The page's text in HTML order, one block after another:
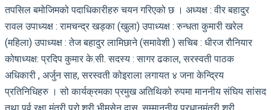
तपसिल बमोजिमको पदाधिकारीहरु चयन गरिएको छ । अध्यक्ष : वीर बहादुर
रावल उपाध्यक्ष : रामचन्द्र खड्का (खुला) उपाध्यक्ष : रुन्धता कुमारी खरेल
(महिला) उपाध्यक्ष : तेज बहादुर लामिछाने (समावेशी ) सचिब : धीरज रौनियार
कोषाध्यक्ष: प्रदिप कुमार के.सी. सदस्य : सागर ढकाल, सरस्वती पाठक
अधिकारी , अर्जुन साह, सरस्वती कोइराला लगायत ४ जना केन्द्रिय
प्रतिनिधिहरु । सो कार्यक्रमका प्रमुख अतिथिको रुपमा माननीय संघिय सांसद